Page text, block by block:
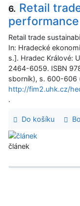
6. Retail
performance
Retail trade
In: Hradecké
s.]. Hradec Králové:
2464-6059. ISBN
sborník), s. 600-606
http://fim2.uhk.cz/
.
Do košíku
článek